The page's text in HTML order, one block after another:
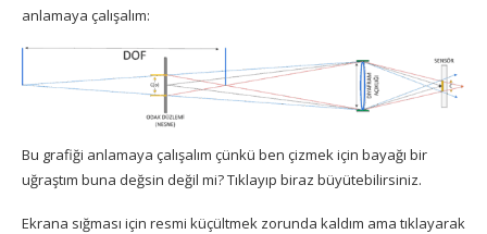
anlamaya çalışalım:
Bu grafiği anlamaya çalışalım çünkü ben çizmek için bayağı bir
uğraştım buna değsin değil mi? Tıklayıp biraz büyütebilirsiniz.
Ekrana sığması için resmi küçültmek zorunda kaldım ama tıklayarak